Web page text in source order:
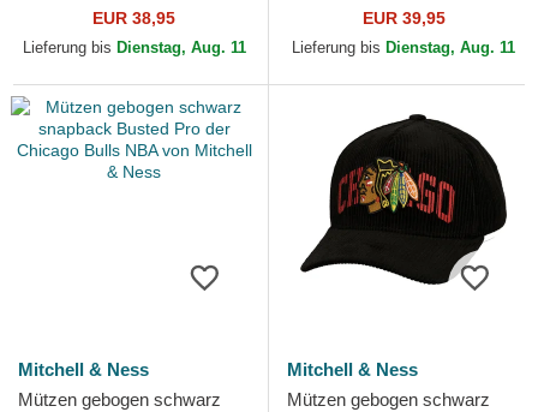
der Chicago Bulls NBA von
Mitchell & Ness
EUR 38,95
Lieferung bis Dienstag, Aug. 11
Vancouver Grizzlies NBA von
Mitchell & Ness
EUR 39,95
Lieferung bis Dienstag, Aug. 11
Mitchell & Ness
Mützen gebogen schwarz
Mitchell & Ness
Mützen gebogen schwarz